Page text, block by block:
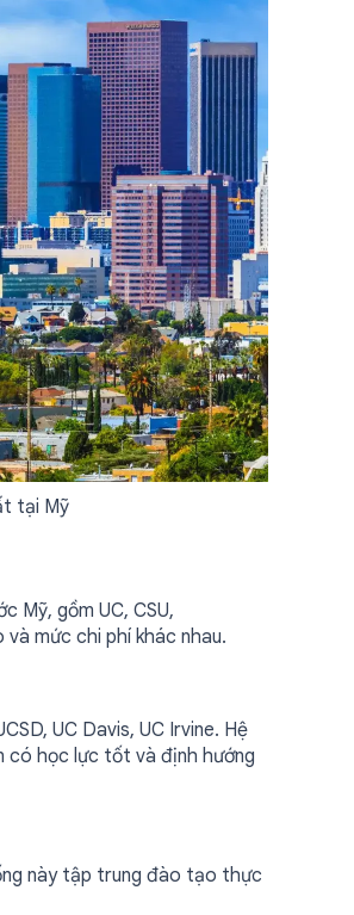
tại Mỹ
Mỹ, gồm UC, CSU,
mức chi phí khác nhau.
UC Davis, UC Irvine. Hệ
có học lực tốt và định hướng
này tập trung đào tạo thực